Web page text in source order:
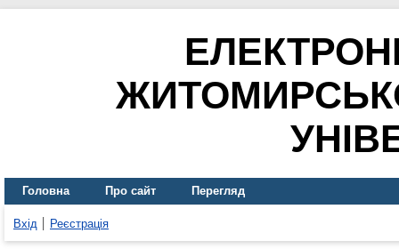
Головна Про сайт Перегляд
Вхід Реєстрація